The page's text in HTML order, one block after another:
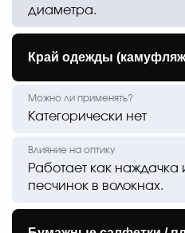
диаметра.
Край одежды
Категорически нет
Работает как наждачка
песчинок в волокнах.